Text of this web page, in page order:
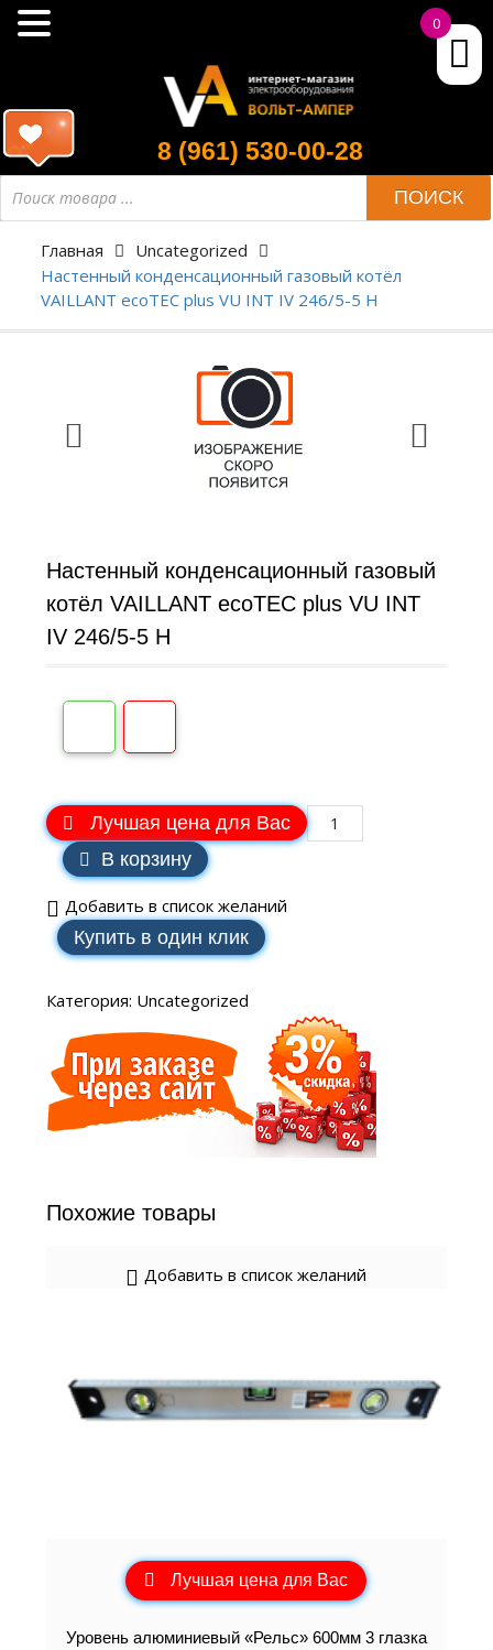
8 (961) 530-00-28
ПОИСК
Главная
Uncategorized
Настенный конденсационный газовый котёл
VAILLANT ecoTEC plus VU INT IV 246/5-5 H
Настенный конденсационный газовый
котёл VAILLANT ecoTEC plus VU INT
IV 246/5-5 H
Лучшая цена для Вас
В корзину
Добавить в список желаний
Купить в один клик
Категория: Uncategorized
Похожие товары
Добавить в список желаний
Лучшая цена для Вас
Уровень алюминиевый «Рельс» 600мм 3 глазка
0